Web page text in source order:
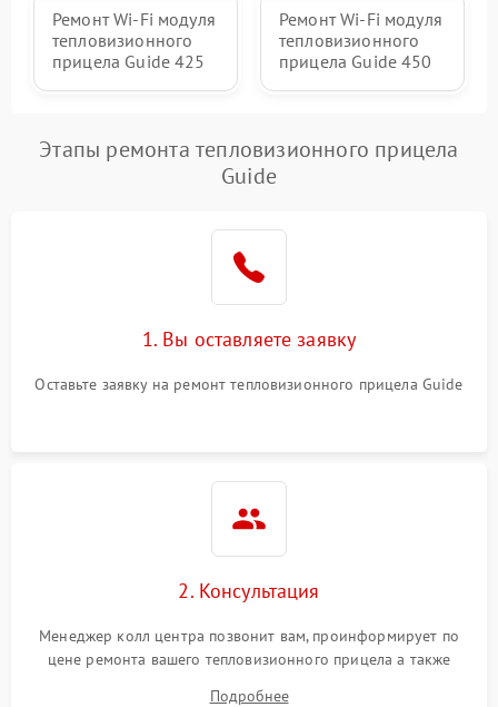
Ремонт Wi-Fi модуля
тепловизионного
прицела Guide 425
Ремонт Wi-Fi модуля
тепловизионного
прицела Guide 450
Этапы ремонта тепловизионного прицела
Guide
1. Вы оставляете заявку
Оставьте заявку на ремонт тепловизионного прицела Guide
2. Консультация
Менеджер колл центра позвонит вам, проинформирует по
цене ремонта вашего тепловизионного прицела а также
Подробнее